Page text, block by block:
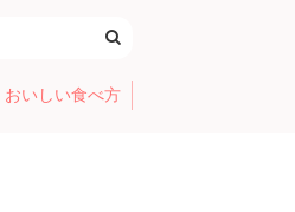
おいしい食べ方